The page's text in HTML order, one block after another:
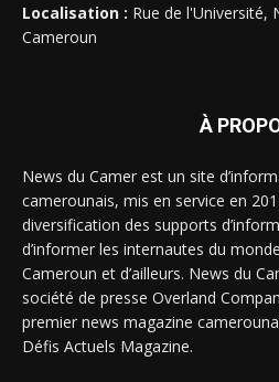
Localisation : Rue de l'Université,
Cameroun
À
News du Camer est un site
camerounais, mis en service en
diversification des supports
d’informer les internautes du
Cameroun et d’ailleurs. News du
société de presse Overland
premier news magazine
Défis Actuels Magazine.